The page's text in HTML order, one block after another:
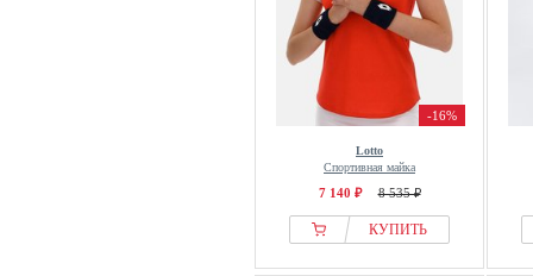
-16%
Lotto
Спортивная майка
7 140 ₽ 8 535 ₽
КУПИТЬ